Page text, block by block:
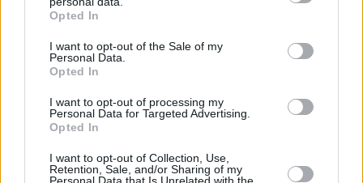
grant or deny consent to Google and its third-party tags to
use your data for below specified purposes in below Google
consent section.
Opted In
I want to opt-out of the Sale of my
Personal Data.
Opted In
I want to opt-out of processing my
Personal Data for Targeted Advertising.
Opted In
I want to opt-out of Collection, Use,
Retention, Sale, and/or Sharing of my
Personal Data that Is Unrelated with the